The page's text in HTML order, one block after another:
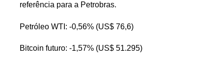
referência para a Petrobras.
Petróleo WTI: -0,56% (US$ 76,6)
Bitcoin futuro: -1,57% (US$ 51.295)